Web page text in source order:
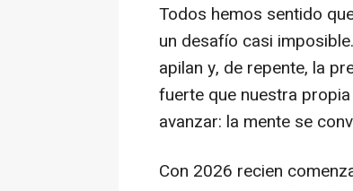
Todos hemos sentido
un desafío casi
apilan y, de repente, la
fuerte que nuestra
avanzar: la mente se
Con 2026 recien